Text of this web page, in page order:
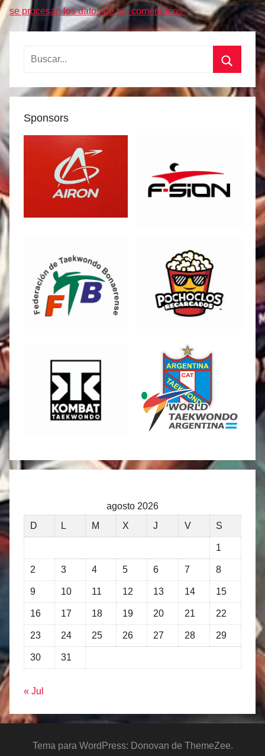
se procesan los datos de tus comentarios.
Buscar:
Sponsors
agosto 2026
D
L M X J V S
1
2 3 4 5 6 7 8
9 10 11 12 13 14 15
16 17 18 19 20 21 22
23 24 25 26 27 28 29
30 31
« Jul
Tema para WordPress: Donovan de ThemeZee.